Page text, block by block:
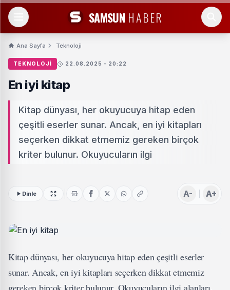
SAMSUN HABER
Ana Sayfa Teknoloji
TEKNOLOJI 22.08.2025 - 20:22
En iyi kitap
Kitap dünyası, her okuyucuya hitap eden
çeşitli eserler sunar. Ancak, en iyi kitapları
seçerken dikkat etmemiz gereken birçok
kriter bulunur. Okuyucuların ilgi
Dinle A- A+
Kitap dünyası, her okuyucuya hitap eden çeşitli eserler
sunar. Ancak, en iyi kitapları seçerken dikkat etmemiz
gereken birçok kriter bulunur. Okuyucuların ilgi alanları,